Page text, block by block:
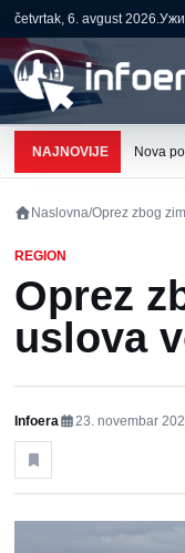
četvrtak, 6. avgust 2026.
NAJNOVIJE Nova
Naslovna/Oprez zbog
REGION
Oprez
uslova
Infoera 23. novembar